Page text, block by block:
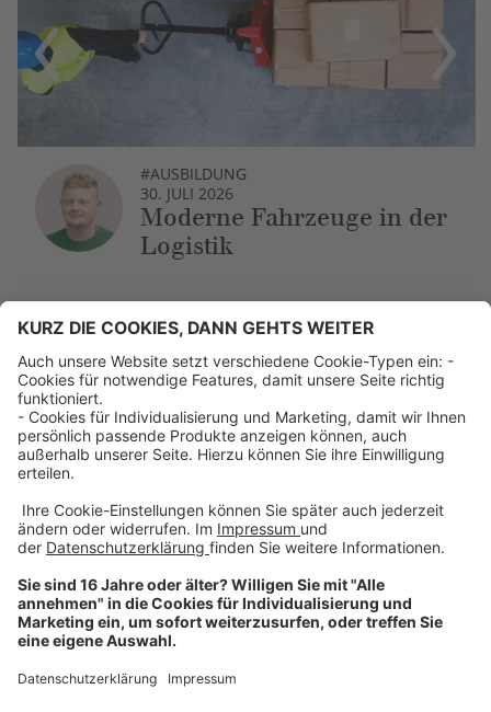
Previous
#AUSBILDUNG
30. JULI 2026
Moderne Fahrzeuge in der
Logistik
Next
Über uns
Dehner Unternehmen
Jobs bei Dehner